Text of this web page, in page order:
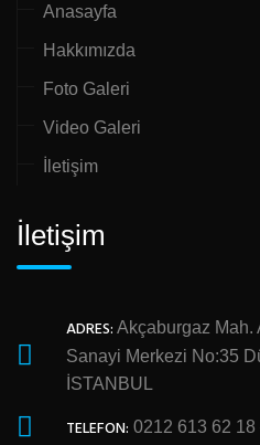
Anasayfa
Hakkımızda
Foto Galeri
Video Galeri
İletişim
İletişim
ADRES: Akçaburgaz Mah.
Sanayi Merkezi No:35
İSTANBUL
TELEFON: 0212 613 62 18